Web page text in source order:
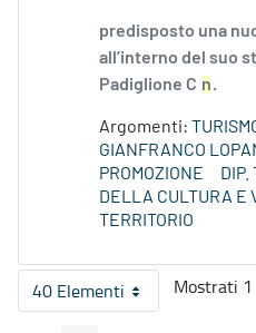
predisposto una
all’interno del suo
Padiglione C n.
Argomenti:
GIANFRANCO
PROMOZIONE
DIP.
DELLA CULTURA E
TERRITORIO
40 ElementiPer pagina
Mostrati